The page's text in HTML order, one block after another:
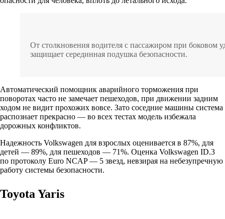
От столкновения водителя с пассажиром при боковом
защищает серединная подушка безопасности.
Автоматический помощник аварийного торможения при
поворотах часто не замечает пешеходов, при движении задним
ходом не видит прохожих вовсе. Зато соседние машины система
распознает прекрасно — во всех тестах модель избежала
дорожных конфликтов.
Надежность Volkswagen для взрослых оценивается в 87%, для
детей — 89%, для пешеходов — 71%. Оценка Volkswagen ID.3
по протоколу Euro NCAP — 5 звезд, невзирая на небезупречную
работу системы безопасности.
Toyota Yaris